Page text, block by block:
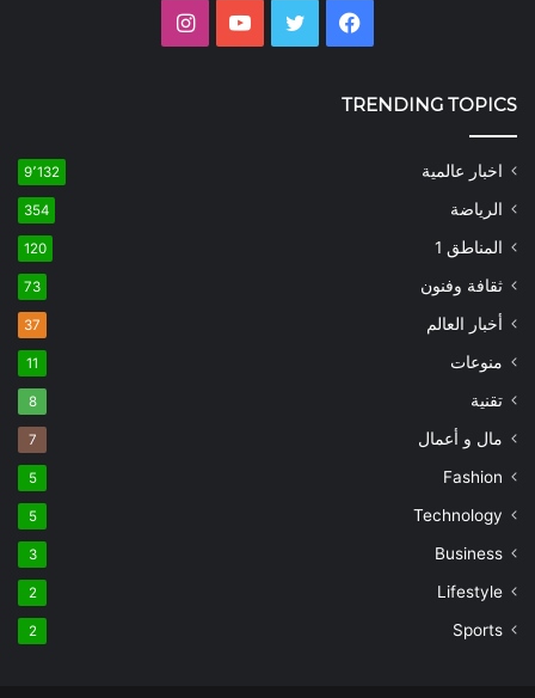
فيسبوك تويتر يوتيوب
TRENDING TOPICS
اخبار عالمية 9٬132
الرياضة 354
المناطق 1 120
ثقافة وفنون 73
أخبار العالم 37
منوعات 11
تقنية 8
مال و أعمال 7
Fashion
5
Technology
5
Business
3
Lifestyle
2
Sports
2